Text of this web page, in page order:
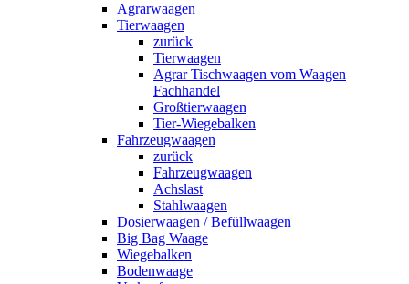
Agrarwaagen
Tierwaagen
zurück
Tierwaagen
Agrar Tischwaagen vom Waagen
Fachhandel
Großtierwaagen
Tier-Wiegebalken
Fahrzeugwaagen
zurück
Fahrzeugwaagen
Achslast
Stahlwaagen
Dosierwaagen / Befüllwaagen
Big Bag Waage
Wiegebalken
Bodenwaage